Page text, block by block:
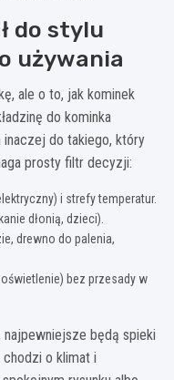
do stylu
używania
ale o to, jak kominek
do kominka
inaczej do takiego, który
prosty filtr decyzji:
i strefy temperatur.
dłonią, dzieci).
drewno do palenia,
bez przesady w
będą spieki
o klimat i